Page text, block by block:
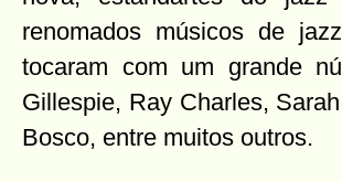
renomados músicos de
tocaram com um grande
Gillespie, Ray Charles,
Bosco, entre muitos outros.